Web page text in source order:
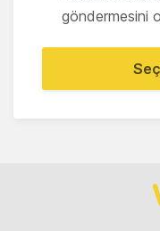
göndermesini